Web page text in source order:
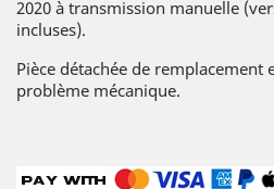
2020 à transmission manuelle
incluses).
Pièce détachée de remplacement
problème mécanique.